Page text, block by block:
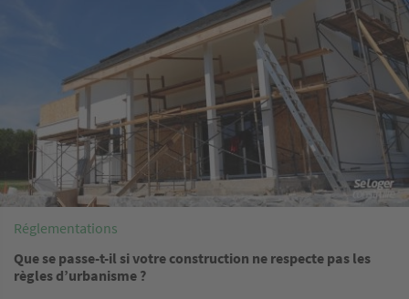
Réglementations
Que se passe-t-il si votre construction ne respecte pas les
règles d’urbanisme ?